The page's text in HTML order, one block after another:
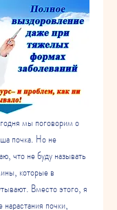
мы поговорим о
почка. Но не
что не буду называть
которые в
Вместо этого, я
нарастания почки,